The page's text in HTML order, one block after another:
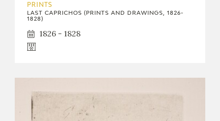
PRINTS
LAST CAPRICHOS (PRINTS AND DRAWINGS, 1826-
1828)
1826 - 1828